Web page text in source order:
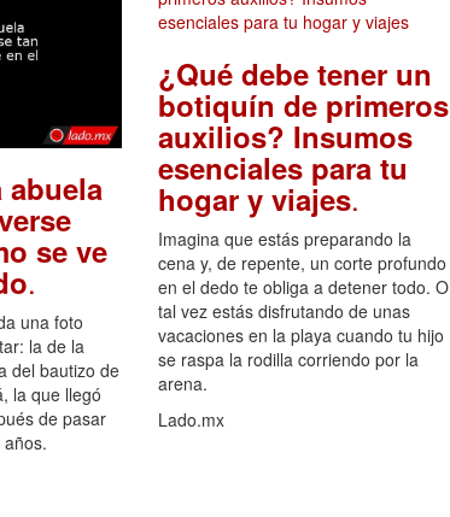
abuela
se ve
.
una foto
la de la
del bautizo de
la que llegó
de pasar
¿Qué debe tener un
botiquín de primeros
auxilios? Insumos
esenciales para tu
hogar y viajes.
Imagina que estás preparando la
cena y, de repente, un corte profundo
en el dedo te obliga a detener todo. O
tal vez estás disfrutando de unas
vacaciones en la playa cuando tu hijo
se raspa la rodilla corriendo por la
arena.
Lado.mx